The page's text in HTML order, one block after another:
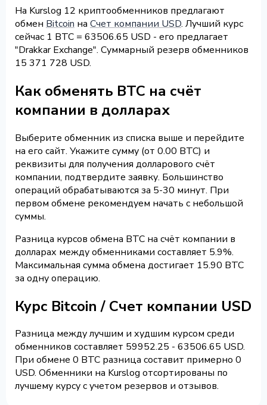
На Kurslog 12 криптообменников предлагают
обмен Bitcoin на Счет компании USD. Лучший курс
сейчас 1 BTC = 63506.65 USD - его предлагает
"Drakkar Exchange". Суммарный резерв обменников
15 371 728 USD.
Как обменять BTC на счёт
компании в долларах
Выберите обменник из списка выше и перейдите
на его сайт. Укажите сумму (от 0.00 BTC) и
реквизиты для получения долларового счёт
компании, подтвердите заявку. Большинство
операций обрабатываются за 5-30 минут. При
первом обмене рекомендуем начать с небольшой
суммы.
Разница курсов обмена BTC на счёт компании в
долларах между обменниками составляет 5.9%.
Максимальная сумма обмена достигает 15.90 BTC
за одну операцию.
Курс Bitcoin / Счет компании USD
Разница между лучшим и худшим курсом среди
обменников составляет 59952.25 - 63506.65 USD.
При обмене 0 BTC разница составит примерно 0
USD. Обменники на Kurslog отсортированы по
лучшему курсу с учетом резервов и отзывов.